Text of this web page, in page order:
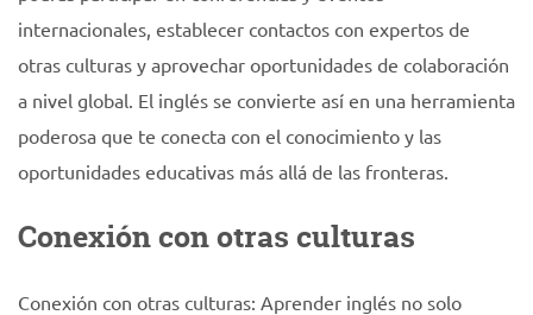
internacionales, establecer contactos con expertos de
otras culturas y aprovechar oportunidades de colaboración
a nivel global. El inglés se convierte así en una herramienta
poderosa que te conecta con el conocimiento y las
oportunidades educativas más allá de las fronteras.
Conexión con otras culturas
Conexión con otras culturas: Aprender inglés no solo